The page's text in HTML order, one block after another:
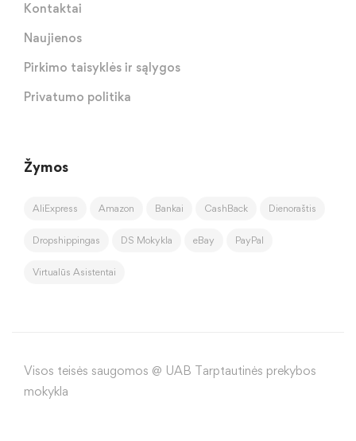
Kontaktai
Naujienos
Pirkimo taisyklės ir sąlygos
Privatumo politika
Žymos
AliExpress Amazon Bankai CashBack Dienoraštis
Dropshippingas DS Mokykla eBay PayPal
Virtualūs Asistentai
Visos teisės saugomos @ UAB Tarptautinės prekybos
mokykla